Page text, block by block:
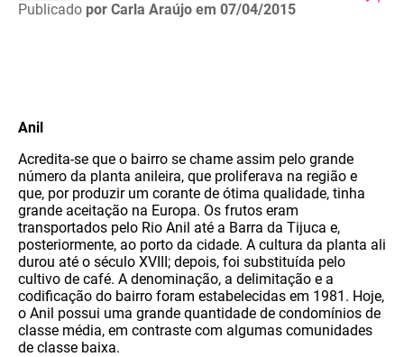
Publicado por Carla Araújo em 07/04/2015
Anil
Acredita-se que o bairro se chame assim pelo grande
número da planta anileira, que proliferava na região e
que, por produzir um corante de ótima qualidade, tinha
grande aceitação na Europa. Os frutos eram
transportados pelo Rio Anil até a Barra da Tijuca e,
posteriormente, ao porto da cidade. A cultura da planta ali
durou até o século XVIII; depois, foi substituída pelo
cultivo de café. A denominação, a delimitação e a
codificação do bairro foram estabelecidas em 1981. Hoje,
o Anil possui uma grande quantidade de condomínios de
classe média, em contraste com algumas comunidades
de classe baixa.